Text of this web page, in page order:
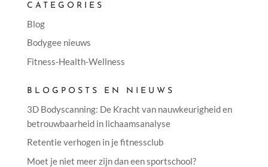
CATEGORIES
Blog
Bodygee nieuws
Fitness-Health-Wellness
BLOGPOSTS EN NIEUWS
3D Bodyscanning: De Kracht van nauwkeurigheid en
betrouwbaarheid in lichaamsanalyse
Retentie verhogen in je fitnessclub
Moet je niet meer zijn dan een sportschool?